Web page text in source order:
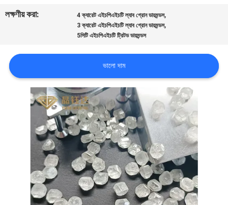
সাইট
PRIVACY
POLICY
লক্ষণীয় করা:
4 ক্যারেট এইচপিএইচটি ল্যাব গ্রোন ডায়মন্ডস,
3 ক্যারেট এইচপিএইচটি ল্যাব গ্রোন ডায়মন্ডস,
5সিটি এইচপিএইচটি ট্রিটড ডায়মন্ডস
ভালো দাম